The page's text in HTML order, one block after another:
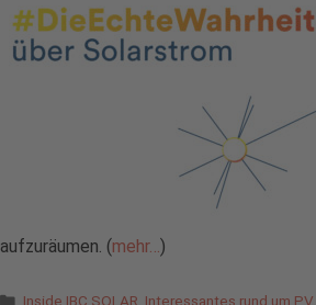
aufzuräumen. (mehr… )
Kategorien
Inside IBC SOLAR Interessantes rund um PV